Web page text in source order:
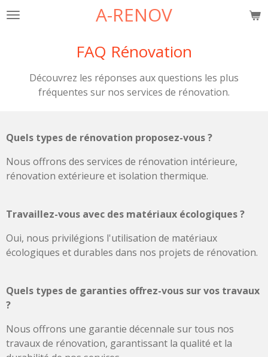
Passer
A-RENOV
FAQ Rénovation
Découvrez les réponses aux questions les plus
fréquentes sur nos services de rénovation.
Quels types de rénovation proposez-vous ?
Nous offrons des services de rénovation intérieure,
rénovation extérieure et isolation thermique.
Travaillez-vous avec des matériaux écologiques ?
Oui, nous privilégions l'utilisation de matériaux
écologiques et durables dans nos projets de rénovation.
Quels types de garanties offrez-vous sur vos travaux
?
Nous offrons une garantie décennale sur tous nos
travaux de rénovation, garantissant la qualité et la